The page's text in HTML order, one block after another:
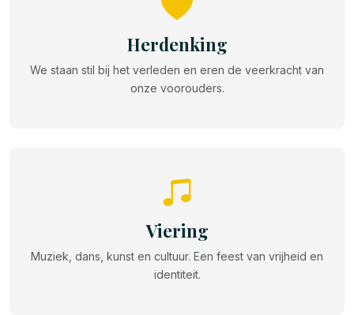
Herdenking
We staan stil bij het verleden en eren de veerkracht van
onze voorouders.
Viering
Muziek, dans, kunst en cultuur. Een feest van vrijheid en
identiteit.